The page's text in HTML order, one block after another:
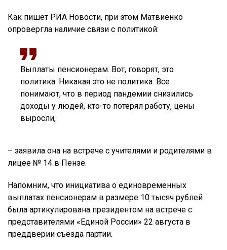
Как пишет РИА Новости, при этом Матвиенко
опровергла наличие связи с политикой:
Выплаты пенсионерам. Вот, говорят, это
политика. Никакая это не политика. Все
понимают, что в период пандемии снизились
доходы у людей, кто-то потерял работу, цены
выросли,
– заявила она на встрече с учителями и родителями в
лицее № 14 в Пензе.
Напомним, что инициатива о единовременных
выплатах пенсионерам в размере 10 тысяч рублей
была артикулирована президентом на встрече с
представителями «Единой России» 22 августа в
преддверии съезда партии.